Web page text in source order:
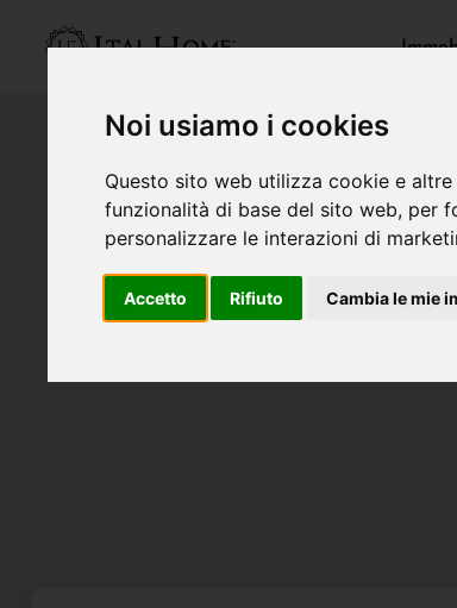
Noi usiamo i cookies
Questo sito web utilizza cookie e
funzionalità di base del sito web, per
personalizzare le interazioni di
Accetto Rifiuto Cambia le mie